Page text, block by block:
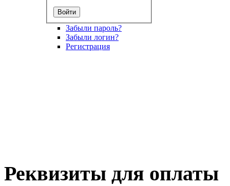
Забыли пароль?
Забыли логин?
Регистрация
Реквизиты для оплаты